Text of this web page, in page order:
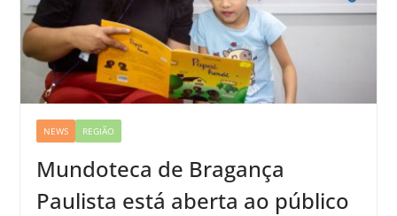
NEWS REGIÃO
Mundoteca de Bragança
Paulista está aberta ao público